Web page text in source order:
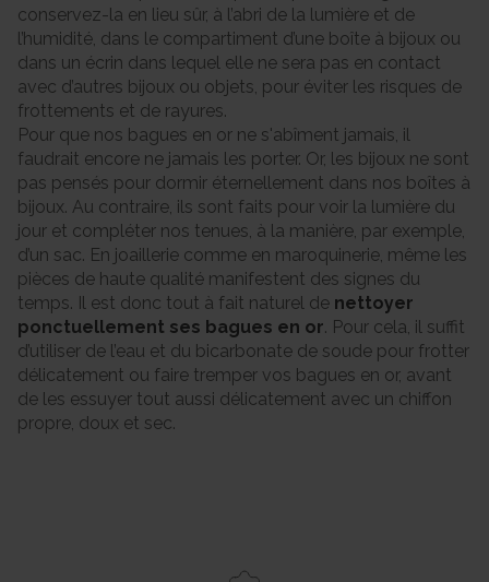
conservez-la en lieu sûr, à l’abri de la lumière et de
l’humidité, dans le compartiment d’une boîte à bijoux ou
dans un écrin dans lequel elle ne sera pas en contact
avec d’autres bijoux ou objets, pour éviter les risques de
frottements et de rayures.
Pour que nos bagues en or ne s'abîment jamais, il
faudrait encore ne jamais les porter. Or, les bijoux ne sont
pas pensés pour dormir éternellement dans nos boîtes à
bijoux. Au contraire, ils sont faits pour voir la lumière du
jour et compléter nos tenues, à la manière, par exemple,
d’un sac. En joaillerie comme en maroquinerie, même les
pièces de haute qualité manifestent des signes du
temps. Il est donc tout à fait naturel de nettoyer
ponctuellement ses bagues en or. Pour cela, il suffit
d’utiliser de l’eau et du bicarbonate de soude pour frotter
délicatement ou faire tremper vos bagues en or, avant
de les essuyer tout aussi délicatement avec un chiffon
propre, doux et sec.